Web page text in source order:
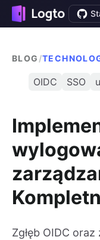
BLOG /
OIDC SSO
Zgłęb OIDC